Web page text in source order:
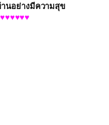
านอย่างมีความสุข
♥♥♥♥♥♥